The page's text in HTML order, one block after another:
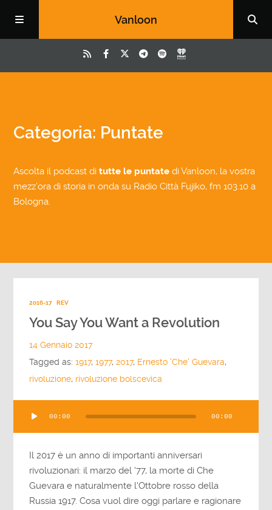
Vanloon
Categoria: Puntate
Ascolta il podcast ditutte le puntate di Vanloon, la vostra
mezz’ora di storia in onda su Radio Città Fujiko, fm 103.10 a
Bologna.
2016-17 REV
You Say You Want a Revolution
14 Gennaio 2017
Tagged as:1917,1977,2017, Ernesto 'Che' Guevara,
rivoluzione, rivoluzione bolscevica
Player
00:00 00:00
Il 2017 è un anno di importanti anniversari
rivoluzionari: il marzo del '77, la morte di Che
Guevara e naturalmente l'Ottobre rosso della
Russia 1917. Cosa vuol dire oggi parlare e ragionare